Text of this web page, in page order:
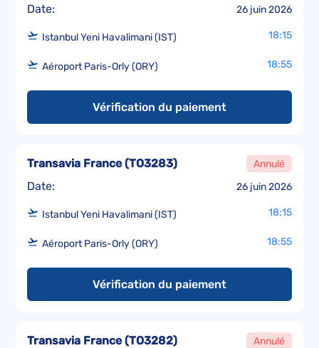
Date: 26 juin 2026
Istanbul Yeni Havalimani (IST) 18:15
Aéroport Paris-Orly (ORY) 18:55
Vérification du paiement
Date: 26 juin 2026
Transavia France(TO3283) Annulé
Istanbul Yeni Havalimani (IST) 18:15
Aéroport Paris-Orly (ORY) 18:55
Vérification du paiement
Transavia France(TO3282) Annulé